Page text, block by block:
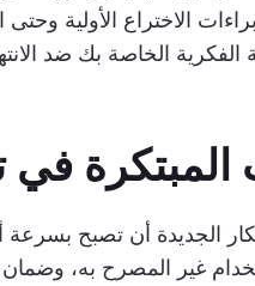
الاختراع الأولية وحتى
الخاصة بك ضد
المبتكرة في
أن تصبح بسرعة
غير المصرح به،